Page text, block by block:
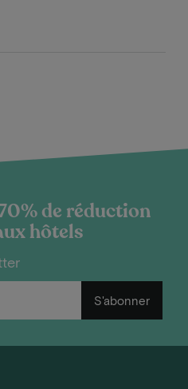
de réduction
hôtels
S'abonner